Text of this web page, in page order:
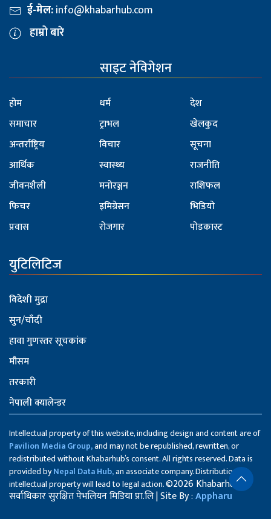
ई-मेल:info@khabarhub.com
हाम्रो बारे
साइट नेविगेशन
होम
समाचार
अन्तर्राष्ट्रिय
आर्थिक
जीवनशैली
फिचर
प्रवास
धर्म
ट्राभल
विचार
स्वास्थ्य
मनोरञ्जन
इमिग्रेसन
रोजगार
देश
खेलकुद
सूचना
राजनीति
राशिफल
भिडियो
पोडकास्ट
युटिलिटिज
विदेशी मुद्रा
सुन/चाँदी
हावा गुणस्तर सूचकांक
मौसम
तरकारी
नेपाली क्यालेन्डर
Intellectual property of this website, including design and content are of
Pavilion Media Group,and may not be republished, rewritten, or
redistributed without Khabarhub’s consent. All rights reserved. Data is
provided byNepal Data Hub,an associate company. Distribution of
intellectual property will lead to legal action.©2026 Khabarhub
सर्वाधिकार सुरक्षित पेभलियन मिडिया प्रा.लि | Site By :Appharu